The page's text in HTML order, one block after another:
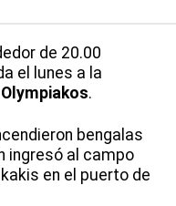
de 20.00
el lunes a la
Olympiakos.
bengalas
ingresó al campo
en el puerto de